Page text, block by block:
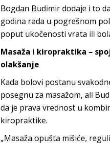
Bogdan Budimir dodaje i to
godina rada u pogrešnom
poput ukočenosti vrata ili
Masaža i kiropraktika –
olakšanje
Kada bolovi postanu
posegnu za masažom, ali
da je prava vrednost u
kiropraktike.
„Masaža opušta mišiće,